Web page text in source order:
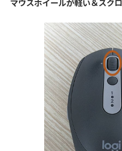
マウスホイールが軽い＆スク